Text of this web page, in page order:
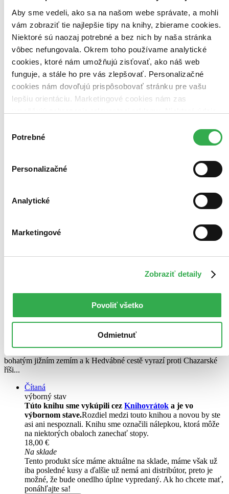
Aby sme vedeli, ako sa na našom webe správate, a mohli
vám zobraziť tie najlepšie tipy na knihy, zbierame cookies.
Niektoré sú naozaj potrebné a bez nich by naša stránka
vôbec nefungovala. Okrem toho používame analytické
cookies, ktoré nám umožňujú zisťovať, ako náš web
funguje, a stále ho pre vás zlepšovať. Personalizačné
cookies nám dovoľujú prispôsobovať stránku pre vašu
lepšiu orientáciu. Marketingové cookies nám zas
keby sme mohli používať všetky tieto cookies. Ďakujeme!
súhlasu
Potrebné
Personalizačné
Analytické
Marketingové
Zobraziť detaily
Povoliť všetko
Odmietnuť
3. diel sérieBohatýr
bohatým jižním zemím a k Hedvábné cestě vyrazí proti Chazarské
říši...
Čítaná
výborný stav
Túto knihu sme vykúpili cez Knihovrátok a je vo
výbornom stave.Rozdiel medzi touto knihou a novou by ste
asi ani nespoznali. Knihu sme označili nálepkou, ktorá môže
na niektorých obaloch zanechať stopy.
18,00 €
Na sklade
Tento produkt síce máme aktuálne na sklade, máme však už
iba posledné kusy a ďalšie už nemá ani distribútor, preto je
možné, že bude onedlho úplne vypredaný. Ak ho chcete mať,
ponáhľajte sa!